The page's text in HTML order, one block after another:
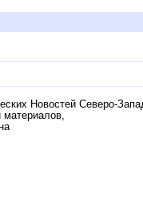
Новостей Северо-
материалов,